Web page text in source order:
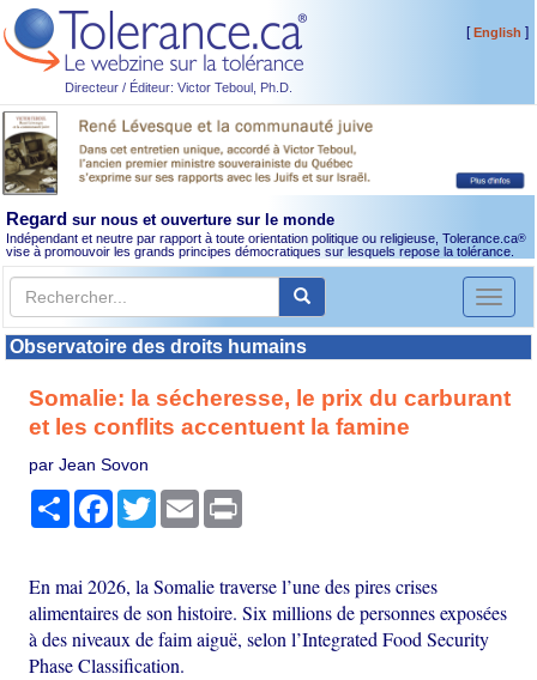
Directeur / Éditeur: Victor Teboul, Ph.D.
[English ]
Regard sur nous et ouverture sur le monde
Indépendant et neutre par rapport à toute orientation politique ou religieuse, Tolerance.ca®
vise à promouvoir les grands principes démocratiques sur lesquels repose la tolérance.
Toggle
Observatoire des droits humains
Somalie: la sécheresse, le prix du carburant
et les conflits accentuent la famine
par Jean Sovon
PartagerFacebook
TwitterEmail
En mai 2026, la Somalie traverse l’une des pires crises
alimentaires de son histoire. Six millions de personnes exposées
à des niveaux de faim aiguë, selon l’Integrated Food Security
Phase Classification.